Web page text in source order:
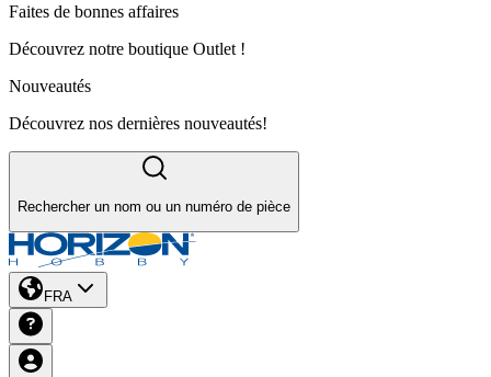
Faites de bonnes affaires
Découvrez notre boutique Outlet !
Nouveautés
Découvrez nos dernières nouveautés!
Rechercher un nom ou un numéro de pièce
FRA